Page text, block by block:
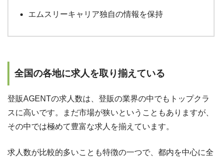
エムスリーキャリア独自の情報を保持
全国の各地に求人を取り揃えている
登販AGENTの求人数は、登販の業界の中でもトップクラ
スに高いです。まだ市場が狭いということもありますが、
その中では極めて豊富な求人を揃えています。
求人数が比較的多いことも特徴の一つで、都内を中心に全